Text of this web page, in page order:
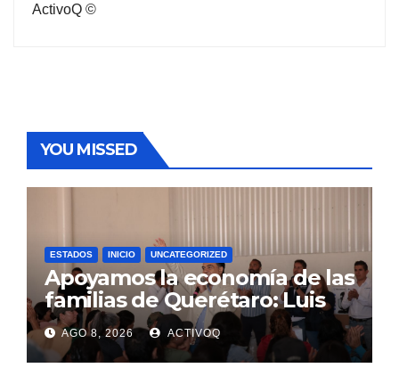
ActivoQ ©
YOU MISSED
ESTADOS INICIO UNCATEGORIZED
Apoyamos la economía de las
familias de Querétaro: Luis
Nava
AGO 8, 2026 ACTIVOQ